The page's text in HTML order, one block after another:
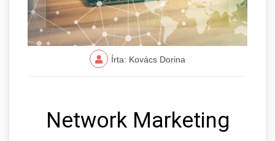
Írta: Kovács Dorina
Network Marketing